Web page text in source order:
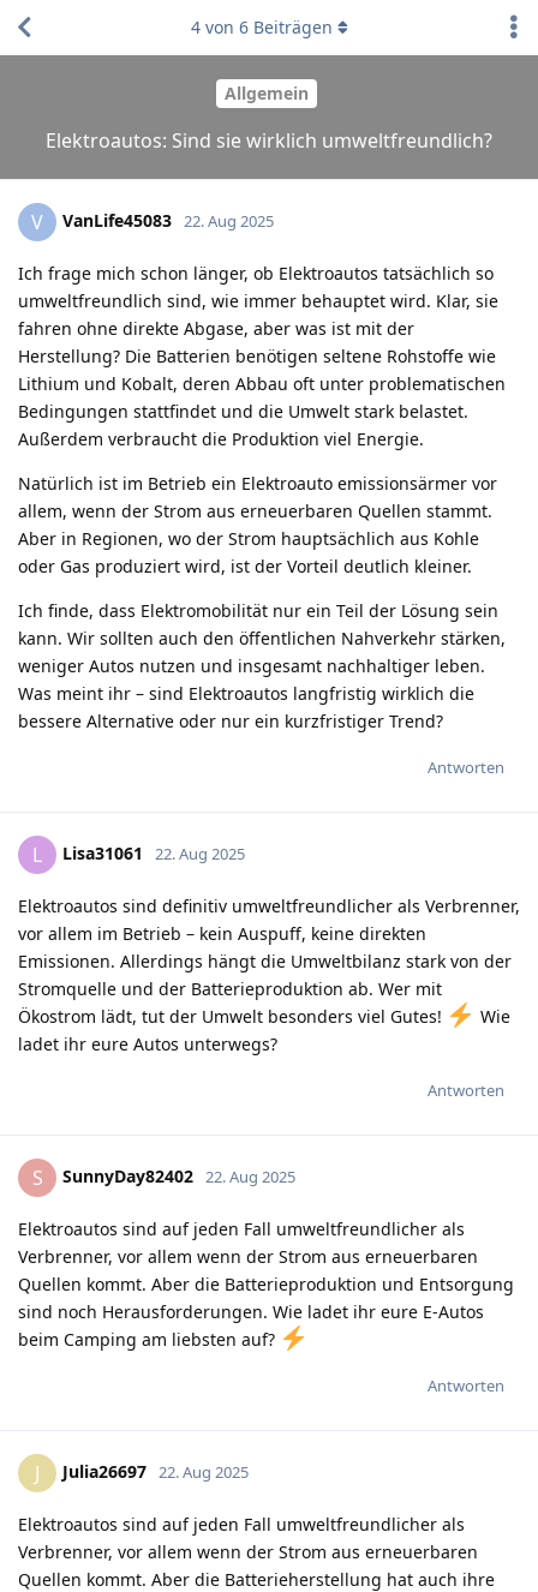
Allgemein
Elektroautos: Sind sie wirklich umweltfreundlich?
4von 6Beiträgen
V VanLife45083 22. Aug 2025
Ich frage mich schon länger, ob Elektroautos tatsächlich so
umweltfreundlich sind, wie immer behauptet wird. Klar, sie
fahren ohne direkte Abgase, aber was ist mit der
Herstellung? Die Batterien benötigen seltene Rohstoffe wie
Lithium und Kobalt, deren Abbau oft unter problematischen
Bedingungen stattfindet und die Umwelt stark belastet.
Außerdem verbraucht die Produktion viel Energie.
Natürlich ist im Betrieb ein Elektroauto emissionsärmer vor
allem, wenn der Strom aus erneuerbaren Quellen stammt.
Aber in Regionen, wo der Strom hauptsächlich aus Kohle
oder Gas produziert wird, ist der Vorteil deutlich kleiner.
Ich finde, dass Elektromobilität nur ein Teil der Lösung sein
kann. Wir sollten auch den öffentlichen Nahverkehr stärken,
weniger Autos nutzen und insgesamt nachhaltiger leben.
Was meint ihr – sind Elektroautos langfristig wirklich die
bessere Alternative oder nur ein kurzfristiger Trend?
Antworten
L Lisa31061 22. Aug 2025
Elektroautos sind definitiv umweltfreundlicher als Verbrenner,
vor allem im Betrieb – kein Auspuff, keine direkten
Emissionen. Allerdings hängt die Umweltbilanz stark von der
Stromquelle und der Batterieproduktion ab. Wer mit
Ökostrom lädt, tut der Umwelt besonders viel Gutes!
Wie
ladet ihr eure Autos unterwegs?
Antworten
S SunnyDay82402 22. Aug 2025
Elektroautos sind auf jeden Fall umweltfreundlicher als
Verbrenner, vor allem wenn der Strom aus erneuerbaren
Quellen kommt. Aber die Batterieproduktion und Entsorgung
sind noch Herausforderungen. Wie ladet ihr eure E-Autos
beim Camping am liebsten auf?
Antworten
J Julia26697 22. Aug 2025
Elektroautos sind auf jeden Fall umweltfreundlicher als
Verbrenner, vor allem wenn der Strom aus erneuerbaren
Quellen kommt. Aber die Batterieherstellung hat auch ihre